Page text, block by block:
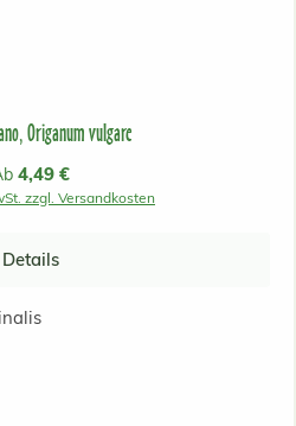
Origanum vulgare
Preis:
4,49 €
zzgl. Versandkosten
Details